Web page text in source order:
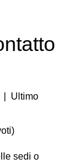
| Ultimo
)
sedi o